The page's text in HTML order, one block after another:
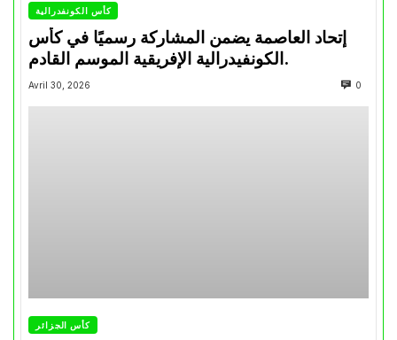
كأس الكونفدرالية
إتحاد العاصمة يضمن المشاركة رسميًا في كأس
الكونفيدرالية الإفريقية الموسم القادم.
Avril 30, 2026 0
كأس الجزائر